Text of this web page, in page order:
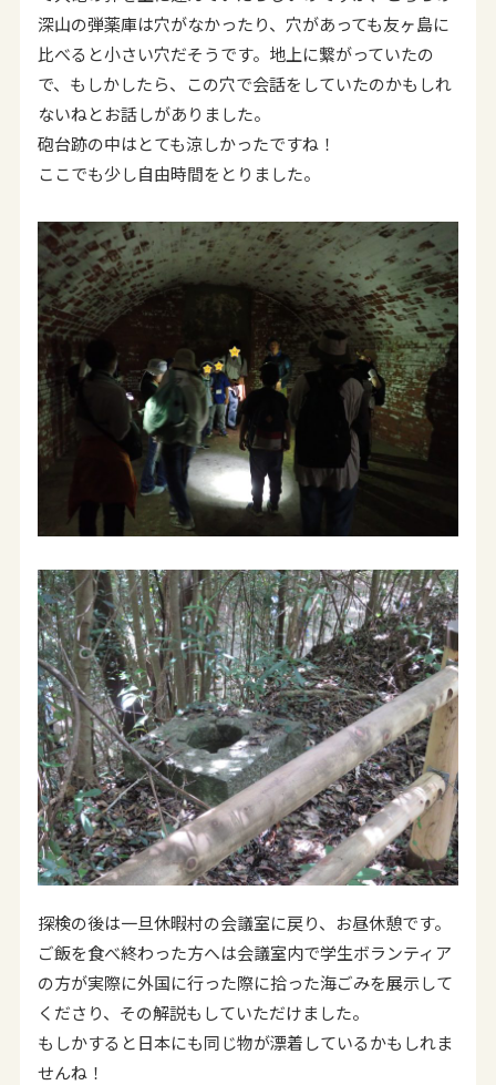
深山の弾薬庫は穴がなかったり、穴があっても友ヶ島に
比べると小さい穴だそうです。地上に繋がっていたの
で、もしかしたら、この穴で会話をしていたのかもしれ
ないねとお話しがありました。
砲台跡の中はとても涼しかったですね！
ここでも少し自由時間をとりました。
探検の後は一旦休暇村の会議室に戻り、お昼休憩です。
ご飯を食べ終わった方へは会議室内で学生ボランティア
の方が実際に外国に行った際に拾った海ごみを展示して
くださり、その解説もしていただけました。
もしかすると日本にも同じ物が漂着しているかもしれま
せんね！